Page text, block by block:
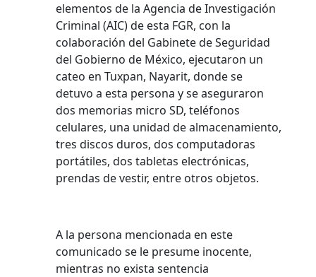
elementos de la Agencia de Investigación
Criminal (AIC) de esta FGR, con la
colaboración del Gabinete de Seguridad
del Gobierno de México, ejecutaron un
cateo en Tuxpan, Nayarit, donde se
detuvo a esta persona y se aseguraron
dos memorias micro SD, teléfonos
celulares, una unidad de almacenamiento,
tres discos duros, dos computadoras
portátiles, dos tabletas electrónicas,
prendas de vestir, entre otros objetos.
A la persona mencionada en este
comunicado se le presume inocente,
mientras no exista sentencia